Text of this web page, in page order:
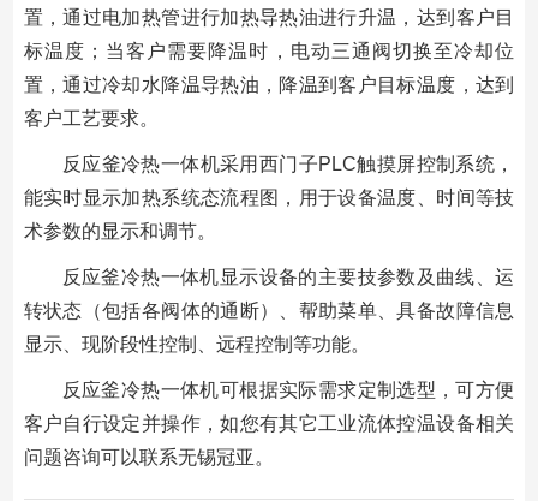
置，通过电加热管进行加热导热油进行升温，达到客户目
标温度；当客户需要降温时，电动三通阀切换至冷却位
置，通过冷却水降温导热油，降温到客户目标温度，达到
客户工艺要求。
反应釜冷热一体机采用西门子PLC触摸屏控制系统，
能实时显示加热系统态流程图，用于设备温度、时间等技
术参数的显示和调节。
反应釜冷热一体机显示设备的主要技参数及曲线、运
转状态（包括各阀体的通断）、帮助菜单、具备故障信息
显示、现阶段性控制、远程控制等功能。
反应釜冷热一体机可根据实际需求定制选型，可方便
客户自行设定并操作，如您有其它工业流体控温设备相关
问题咨询可以联系无锡冠亚。